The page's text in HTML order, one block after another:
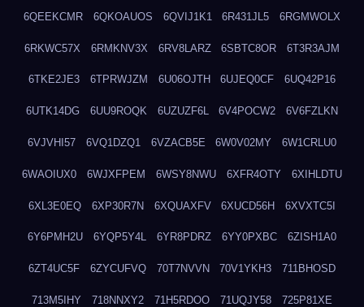
6QEEKCMR 6QKOAUOS 6QVIJ1K1 6R431JL5 6RGMWOLX
6RKWC57X 6RMKNV3X 6RV8LARZ 6SBTC8OR 6T3R3AJM
6TKE2JE3 6TPRWJZM 6U06OJTH 6UJEQ0CF 6UQ42P16
6UTK14DG 6UU9ROQK 6UZUZF6L 6V4POCW2 6V6FZLKN
6VJVHI57 6VQ1DZQ1 6VZACB5E 6W0V02MY 6W1CRLU0
6WAOIUX0 6WJXFPEM 6WSY8NWU 6XFR4OTY 6XIHLDTU
6XL3E0EQ 6XP30R7N 6XQUAXFV 6XUCD56H 6XVXTC5I
6Y6PMH2U 6YQP5Y4L 6YR8PDRZ 6YY0PXBC 6ZISH1A0
6ZT4UC5F 6ZYCUFVQ 70T7NVVN 70V1YKH3 711BHOSD
713M5IHY 718NNXY2 71H5RDOO 71UQJY58 725P81XE